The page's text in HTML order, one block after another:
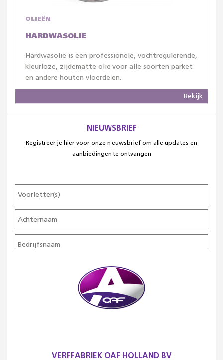
OLIEËN
HARDWASOLIE
Hardwasolie is een professionele, vochtregulerende,
kleurloze, zijdematte olie voor alle soorten parket
en andere houten vloerdelen.
Bekijk
NIEUWSBRIEF
Registreer je hier voor onze nieuwsbrief om alle updates en
aanbiedingen te ontvangen
VERFFABRIEK OAF HOLLAND BV